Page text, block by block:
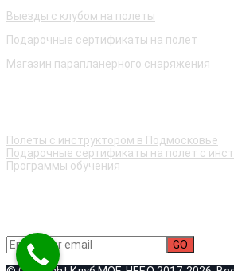
Выезды с клубом на полеты
Подарочные сертификаты на полет
Магазин парапланерного снаряжения
Полеты с инструктором в Подмосковье
Подарочные сертификаты на полет с
Программы обучения